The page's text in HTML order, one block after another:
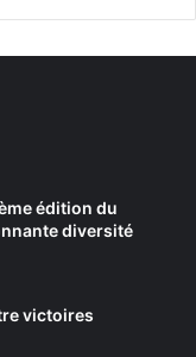
édition du
diversité
victoires